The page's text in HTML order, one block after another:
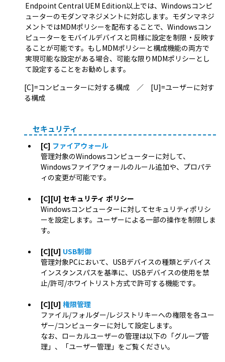
Endpoint Central UEM Edition以上では、Windowsコンピ
ューターのモダンマネジメントに対応します。モダンマネジ
メントではMDMポリシーを配布することで、Windowsコン
ピューターをモバイルデバイスと同様に設定を制限・反映す
ることが可能です。もしMDMポリシーと構成機能の両方で
実現可能な設定がある場合、可能な限りMDMポリシーとし
て設定することをお勧めします。
[C]=コンピューターに対する構成 ／ [U]=ユーザーに対す
る構成
セキュリティ
[C] ファイアウォール
管理対象のWindowsコンピューターに対して、
Windowsファイアウォールのルール追加や、プロパテ
ィの変更が可能です。
[C][U] セキュリティ ポリシー
Windowsコンピューターに対してセキュリティポリシ
ーを設定します。ユーザーによる一部の操作を制限しま
す。
[C][U] USB制御
管理対象PCにおいて、USBデバイスの種類とデバイス
インスタンスパスを基準に、USBデバイスの使用を禁
止/許可/ホワイトリスト方式で許可する機能です。
[C][U] 権限管理
ファイル/フォルダー/レジストリキーへの権限を各ユー
ザー/コンピューターに対して設定します。
なお、ローカルユーザーの管理は以下の「グループ管
理」、「ユーザー管理」をご覧ください。